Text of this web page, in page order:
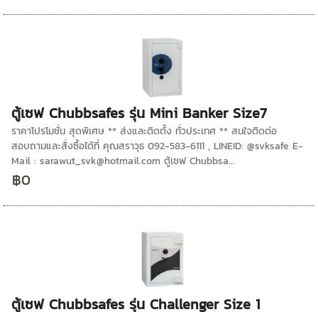
ตู้เซฟ Chubbsafes รุ่น Mini Banker Size7
ราคาโปรโมชั่น สุดพิเศษ ** ส่งและติดตั้ง ทั่วประเทศ ** สนใจติดต่อ
สอบถามและสั่งซื้อได้ที่ คุณสราวุธ 092-583-6111 , LINEID: @svksafe E-
Mail : sarawut_svk@hotmail.com ตู้เซฟ Chubbsa...
฿0
ตู้เซฟ Chubbsafes รุ่น Challenger Size 1